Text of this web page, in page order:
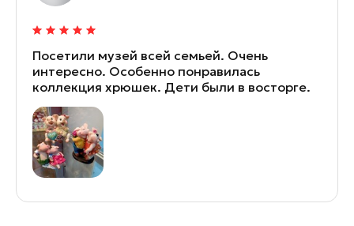
Посетили музей всей семьей. Очень
интересно. Особенно понравилась
коллекция хрюшек. Дети были в восторге.